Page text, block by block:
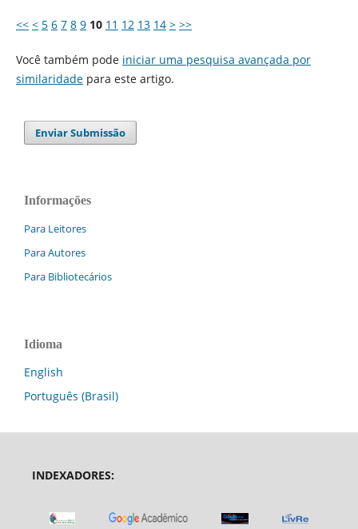
<< < 5 6 7 8 9 10 11 12 13 14 > >>
Você também pode iniciar uma pesquisa avançada por
similaridadepara este artigo.
Enviar Submissão
Informações
Para Leitores
Para Autores
Para Bibliotecários
Idioma
English
Português (Brasil)
INDEXADORES: